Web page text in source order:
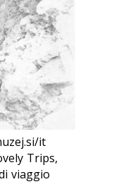
it
Trips,
viaggio